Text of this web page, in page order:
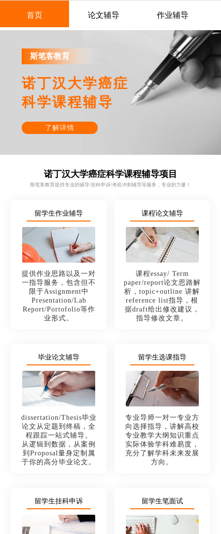
首页 论文辅导 作业辅导
斯笔客教育
诺丁汉大学癌症
科学课程辅导
了解详情
诺丁汉大学癌症科学课程辅导项目
斯笔客教育提供专业的辅导/挂科申诉/考前冲刺辅导等服务，专业的力量！
留学生作业辅导
提供作业思路以及一对
一指导服务，包含但不
限于Assignment中
Presentation/Lab
Report/Portofolio等作
业形式。
课程论文辅导
课程essay/ Term
paper/report论文思路解
析，topic+outline 讲解
reference list指导，根
据draft给出修改建议，
指导修改文章。
毕业论文辅导
dissertation/Thesis毕业
论文从定题到终稿，全
程跟踪一站式辅导。
从逻辑到数据，从案例
到Proposal量身定制属
于你的高分毕业论文。
留学生选课指导
专业导师一对一专业方
向选择指导，讲解高校
专业教学大纲知识重点
实际体验学科难易度，
充分了解学科未来发展
方向。
留学生挂科申诉 留学生笔面试